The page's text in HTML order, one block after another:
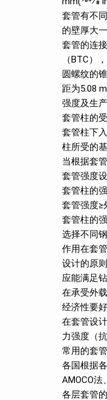
套管有不
的壁厚大
套管的连
（BTC）
圆螺纹的
距为5.08
强度及生产
套管柱的
套管柱下
柱所受的
当根据套
套管强度
套管柱的
套管强度≥
套管柱的
选择不同
作用在套
设计的原
应能满足
在承受外
经济性要
在套管设
力强度（
常用的套
各国根据
AMOCO法
各层套管